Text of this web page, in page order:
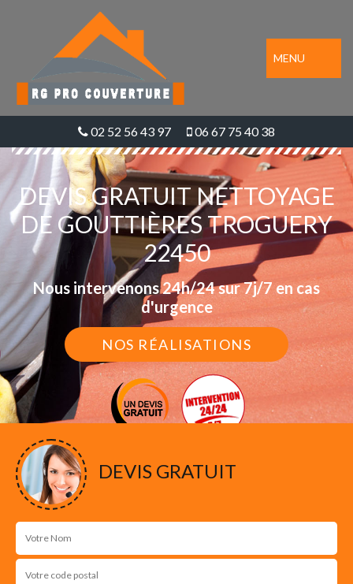
MENU
02 52 56 43 97 06 67 75 40 38
DEVIS GRATUIT NETTOYAGE
DE GOUTTIÈRES TROGUERY
22450
Nous intervenons 24h/24 sur 7j/7 en cas
d'urgence
NOS RÉALISATIONS
DEVIS GRATUIT